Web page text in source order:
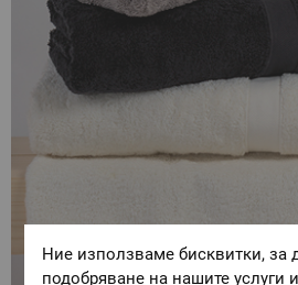
Ние използваме бисквитки, за
подобряване на нашите услуги